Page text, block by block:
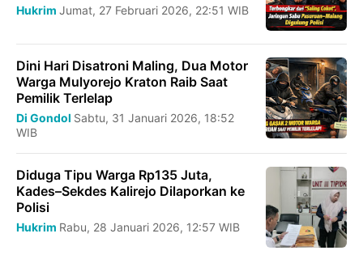
Hukrim Jumat, 27 Februari 2026, 22:51 WIB
Dini Hari Disatroni Maling, Dua Motor
Warga Mulyorejo Kraton Raib Saat
Pemilik Terlelap
Di Gondol Sabtu, 31 Januari 2026, 18:52
WIB
Diduga Tipu Warga Rp135 Juta,
Kades–Sekdes Kalirejo Dilaporkan ke
Polisi
Hukrim Rabu, 28 Januari 2026, 12:57 WIB